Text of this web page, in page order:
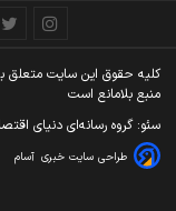
کليه حقوق اين سايت متعلق به
منبع بلامانع است
سئو: گروه رسانه‌ای دنیای
طراحی سایت خبری آسام